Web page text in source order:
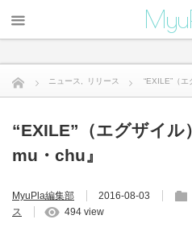
ニュース リリース “EXILE”（エ
“EXILE”（エグザイル
mu・chu』
MyuPla編集部 2016-08-03
ス
494 view